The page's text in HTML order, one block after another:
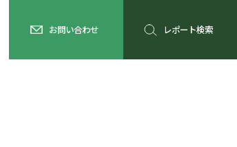
お問い合わせ レポート検索